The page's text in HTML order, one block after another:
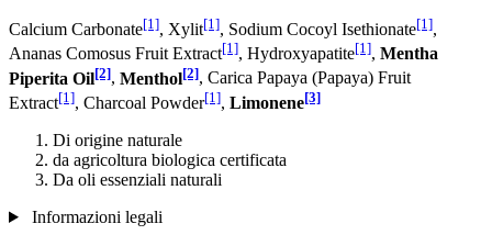
Calcium Carbonate[1], Xylit[1], Sodium Cocoyl Isethionate[1],
Ananas Comosus Fruit Extract[1], Hydroxyapatite[1], Mentha
Piperita Oil[2], Menthol[2], Carica Papaya (Papaya) Fruit
Extract[1], Charcoal Powder[1], Limonene[3]
Di origine naturale
da agricoltura biologica certificata
Da oli essenziali naturali
Informazioni legali